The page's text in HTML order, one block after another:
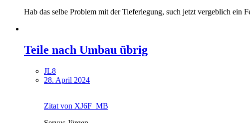
Hab das selbe Problem mit der Tieferlegung, such jetzt vergeblich ein
Teile nach Umbau übrig
JL8
28. April 2024
Zitat von XJ6F_MB